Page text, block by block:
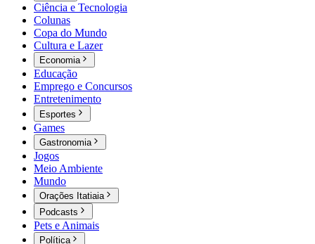
Ciência e Tecnologia
Colunas
Copa do Mundo
Cultura e Lazer
Economia
Educação
Emprego e Concursos
Entretenimento
Esportes
Games
Gastronomia
Jogos
Meio Ambiente
Mundo
Orações Itatiaia
Podcasts
Pets e Animais
Política